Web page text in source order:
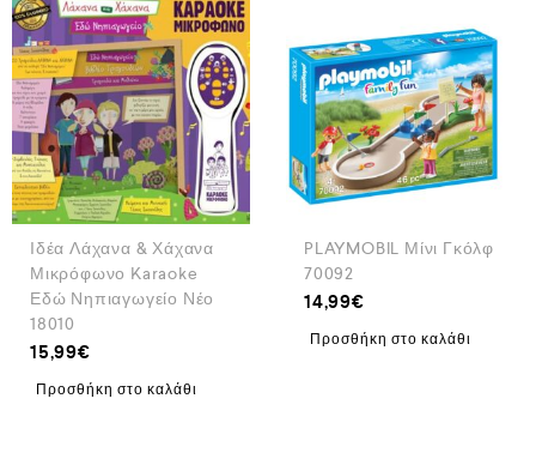
Ιδέα Λάχανα & Χάχανα
Μικρόφωνο Karaoke
Εδώ Νηπιαγωγείο Νέο
18010
15,99€
Προσθήκη στο καλάθι
PLAYMOBIL Μίνι Γκόλφ
70092
14,99€
Προσθήκη στο καλάθι